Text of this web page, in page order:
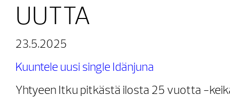
UUTTA
23.5.2025
Kuuntele uusi single Idänjuna
Yhtyeen Itku pitkästä ilosta 25 vuotta -